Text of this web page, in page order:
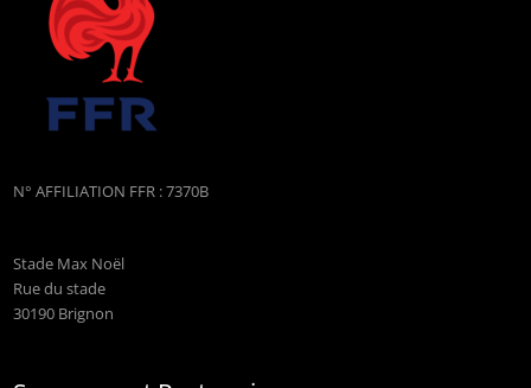
N° AFFILIATION FFR : 7370B
Stade Max Noël
Rue du stade
30190 Brignon